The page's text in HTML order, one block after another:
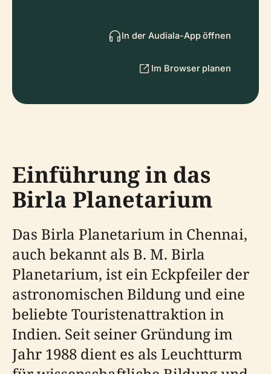
In der Audiala-App öffnen
Im Browser planen
Einführung in das
Birla Planetarium
Das Birla Planetarium in Chennai,
auch bekannt als B. M. Birla
Planetarium, ist ein Eckpfeiler der
astronomischen Bildung und eine
beliebte Touristenattraktion in
Indien. Seit seiner Gründung im
Jahr 1988 dient es als Leuchtturm